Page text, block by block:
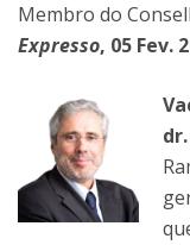
Membro do
Expresso, 05 Fev.